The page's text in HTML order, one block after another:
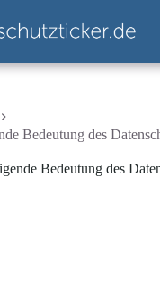
Bedeutung des
Bedeutung des